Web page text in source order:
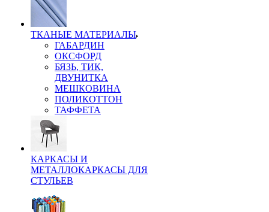
ТКАНЫЕ МАТЕРИАЛЫ
ГАБАРДИН
ОКСФОРД
БЯЗЬ, ТИК,
ДВУНИТКА
МЕШКОВИНА
ПОЛИКОТТОН
ТАФФЕТА
КАРКАСЫ И
МЕТАЛЛОКАРКАСЫ ДЛЯ
СТУЛЬЕВ